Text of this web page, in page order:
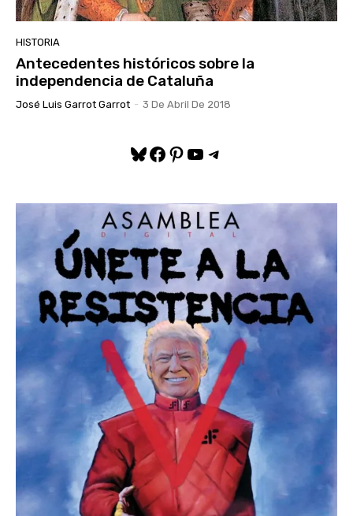
HISTORIA
Antecedentes históricos sobre la
independencia de Cataluña
José Luis Garrot Garrot - 3 De Abril De 2018
Bluesky
Facebook
Pinterest
YouTube
Telegram